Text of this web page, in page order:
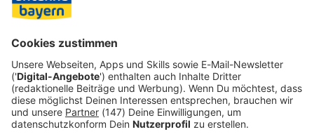
getroffen. Sie habe dem Team dafür gedankt, dass es
gekommen sei, um die Kinder zu retten. Er habe es so
verstanden, dass er im Namen der Familie handele.